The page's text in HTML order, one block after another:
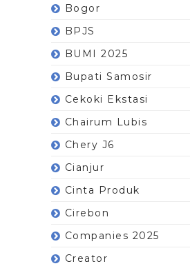
Bogor
BPJS
BUMI 2025
Bupati Samosir
Cekoki Ekstasi
Chairum Lubis
Chery J6
Cianjur
Cinta Produk
Cirebon
Companies 2025
Creator